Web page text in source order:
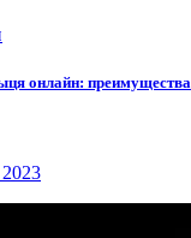
онлайн: преимущества